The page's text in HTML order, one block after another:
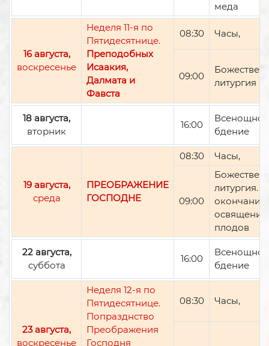
меда
16 августа,
воскресенье
Неделя 11-я по
Пятидесятнице.
Преподобных
Исаакия,
Далмата и
Фавста
08:30 Часы,
09:00
литургия
18 августа,
вторник
16:00
Всенощное
бдение
19 августа,
среда
ПРЕОБРАЖЕНИЕ
ГОСПОДНЕ
08:30 Часы,
09:00
литургия.
окончании
освящение
плодов
22 августа,
суббота
16:00
Всенощное
бдение
23 августа,
воскресенье
Неделя 12-я по
Пятидесятнице.
Попразднство
Преображения
Господня
08:30 Часы,